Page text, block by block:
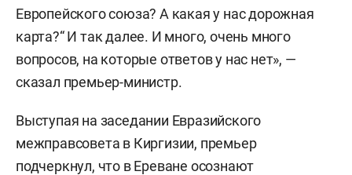
Европейского союза? А какая у нас дорожная
карта?“ И так далее. И много, очень много
вопросов, на которые ответов у нас нет», —
сказал премьер-министр.
Выступая на заседании Евразийского
межправсовета в Киргизии, премьер
подчеркнул, что в Ереване осознают